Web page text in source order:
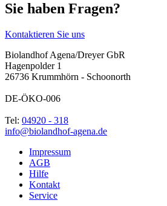
Sie haben Fragen?
Kontaktieren Sie uns
Biolandhof Agena/Dreyer GbR
Hagenpolder 1
26736 Krummhörn - Schoonorth
DE-ÖKO-006
Tel: 04920 - 318
info@biolandhof-agena.de
Impressum
AGB
Hilfe
Kontakt
Service